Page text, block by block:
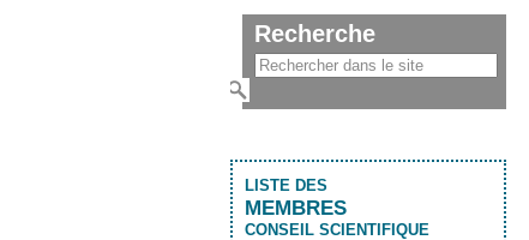
Recherche
LISTE DES
MEMBRES
CONSEIL SCIENTIFIQUE